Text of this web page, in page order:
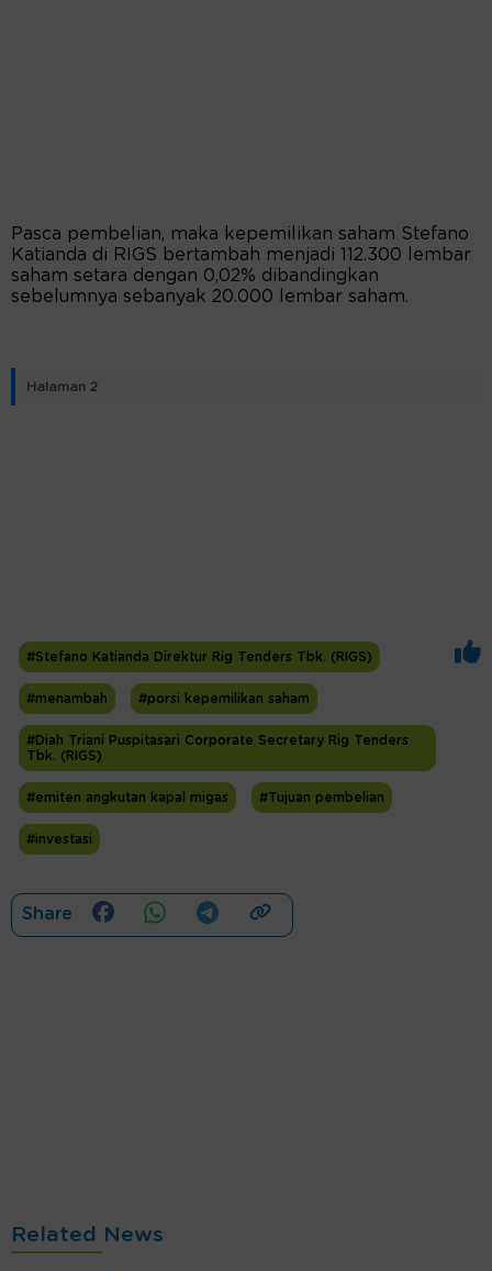
Pasca pembelian, maka kepemilikan saham Stefano
Katianda di RIGS bertambah menjadi 112.300 lembar
saham setara dengan 0,02% dibandingkan
sebelumnya sebanyak 20.000 lembar saham.
Halaman 2
#Stefano Katianda Direktur Rig Tenders Tbk. (RIGS)
#menambah #porsi kepemilikan saham
#Diah Triani Puspitasari Corporate Secretary Rig Tenders
Tbk. (RIGS)
#emiten angkutan kapal migas #Tujuan pembelian
#investasi
Share
Related News